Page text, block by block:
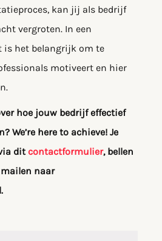
kan jij als bedrijf
vergroten. In een
is het belangrijk om te
motiveert en hier
hoe jouw bedrijf effectief
We’re here to achieve! Je
ditcontactformulier, bellen
naar